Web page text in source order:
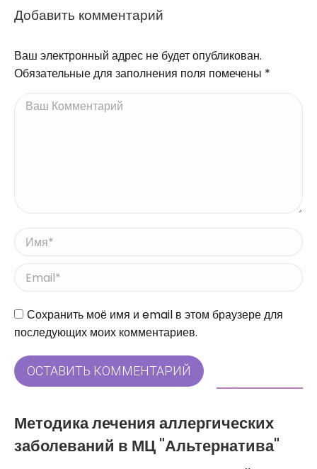
Добавить комментарий
Ваш электронный адрес не будет опубликован.
Обязательные для заполнения поля помечены *
Ваш Комментарий
Имя *
Email *
СайтСохранить моё имя и email в этом браузере для
последующих моих комментариев.
ОСТАВИТЬ КОММЕНТАРИЙ
Методика лечения аллергических
заболеваний в МЦ "Альтернатива"